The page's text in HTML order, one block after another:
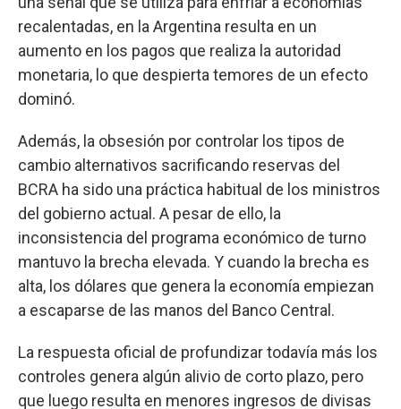
recalentadas, en la Argentina resulta en un
aumento en los pagos que realiza la autoridad
monetaria, lo que despierta temores de un efecto
dominó.
Además, la obsesión por controlar los tipos de
cambio alternativos sacrificando reservas del
BCRA ha sido una práctica habitual de los ministros
del gobierno actual. A pesar de ello, la
inconsistencia del programa económico de turno
mantuvo la brecha elevada. Y cuando la brecha es
alta, los dólares que genera la economía empiezan
a escaparse de las manos del Banco Central.
La respuesta oficial de profundizar todavía más los
controles genera algún alivio de corto plazo, pero
que luego resulta en menores ingresos de divisas